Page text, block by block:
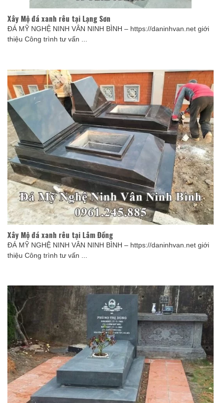
Xây Mộ đá xanh rêu tại Lạng Sơn
ĐÁ MỸ NGHỆ NINH VÂN NINH BÌNH – https://daninhvan.net giới
thiệu Công trình tư vấn ...
Xây Mộ đá xanh rêu tại Lâm Đồng
ĐÁ MỸ NGHỆ NINH VÂN NINH BÌNH – https://daninhvan.net giới
thiệu Công trình tư vấn ...